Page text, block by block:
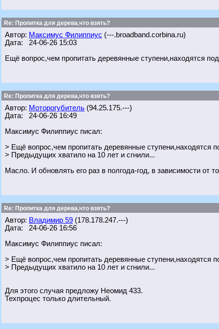
Re: Пропитка для дерева,что взять?
Автор: Максимус Филиппиус (---.broadband.corbina.ru)
Дата: 24-06-26 15:03
Ещё вопрос,чем пропитать деревянные ступени,находятся
Re: Пропитка для дерева,что взять?
Автор: Моторогубитель (94.25.175.---)
Дата: 24-06-26 16:49
Максимус Филиппиус писал:
> Ещё вопрос,чем пропитать деревянные ступени,находятся
> Предыдущих хватило на 10 лет и сгнили...
Масло. И обновлять его раз в полгода-год, в зависимости от
Re: Пропитка для дерева,что взять?
Автор: Владимир 59 (178.178.247.---)
Дата: 24-06-26 16:56
Максимус Филиппиус писал:
> Ещё вопрос,чем пропитать деревянные ступени,находятся
> Предыдущих хватило на 10 лет и сгнили...
Для этого случая предложу Неомид 433.
Техпроцес только длительный.